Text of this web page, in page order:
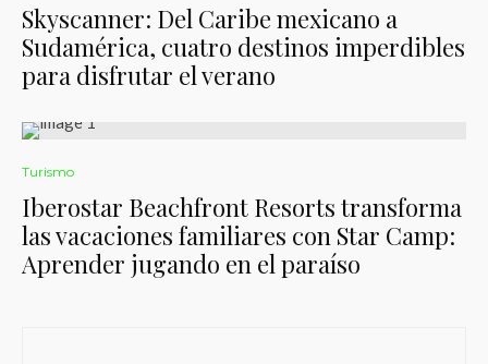
Skyscanner: Del Caribe mexicano a
Sudamérica, cuatro destinos imperdibles
para disfrutar el verano
Turismo
Iberostar Beachfront Resorts transforma
las vacaciones familiares con Star Camp:
Aprender jugando en el paraíso